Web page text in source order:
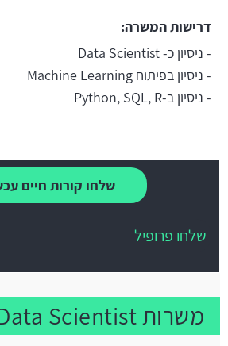
דרישות המשרה:
- ניסיון כ- Data Scientist
- ניסיון בפיתוח Machine Learning
- ניסיון ב-Python, SQL, R
שלחו קורות חיים
שלחו פרופיל
משרות Data Scientist נוספות: